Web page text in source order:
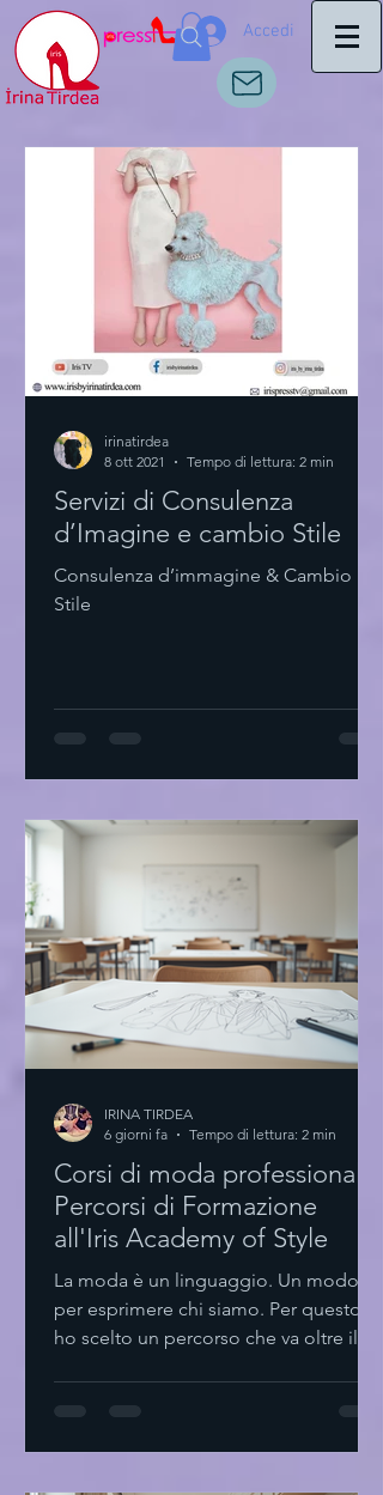
Accedi
Servizi di Consulenza
d’Imagine e cambio Stile
Consulenza d’immagine & Cambio
Stile
irinatirdea
8 ott 2021
Tempo di lettura: 2 min
Corsi di moda professionale:
Percorsi di Formazione
all'Iris Academy of Style
La moda è un linguaggio. Un modo
per esprimere chi siamo. Per questo
ho scelto un percorso che va oltre il
professionale sono il primo passo.
IRINA TIRDEA
6 giorni fa
Tempo di lettura: 2 min